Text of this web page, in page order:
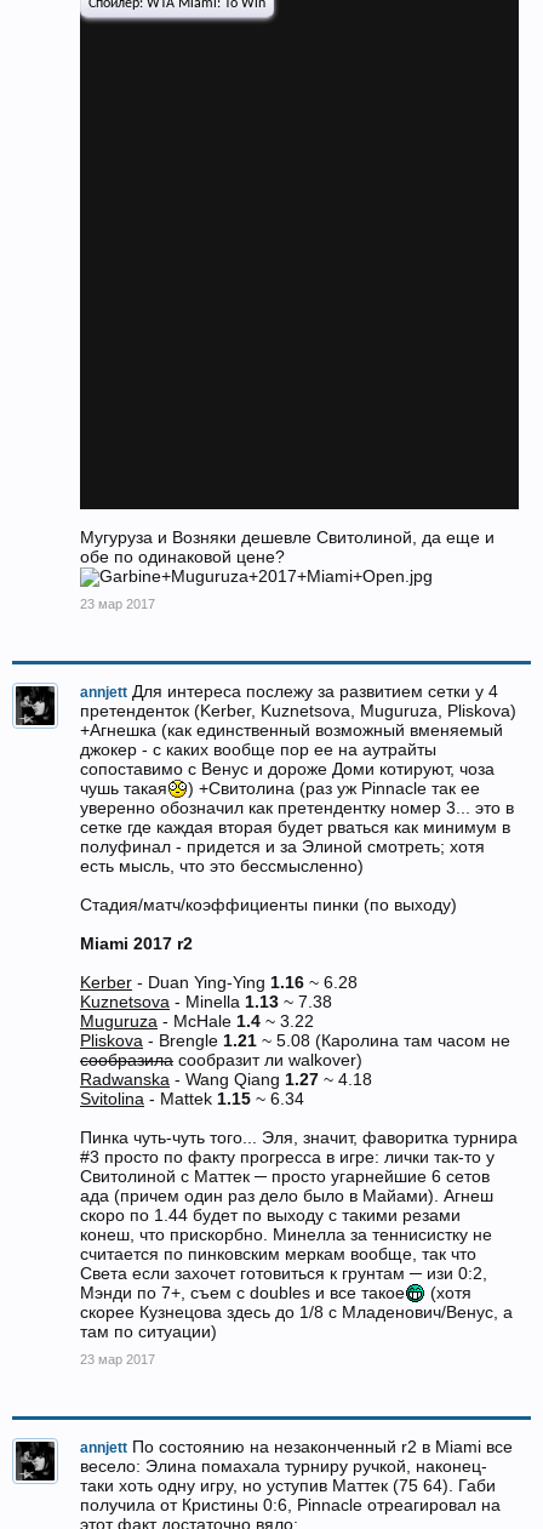
Спойлер: WTA Miami: To Win
Мугуруза и Возняки дешевле Свитолиной, да еще и
обе по одинаковой цене?
23 мар 2017
annjett Для интереса послежу за развитием сетки у 4
претенденток (Kerber, Kuznetsova, Muguruza, Pliskova)
+Агнешка (как единственный возможный вменяемый
джокер - с каких вообще пор ее на аутрайты
сопоставимо с Венус и дороже Доми котируют, чоза
чушь такая
) +Свитолина (раз уж Pinnacle так ее
уверенно обозначил как претендентку номер 3... это в
сетке где каждая вторая будет рваться как минимум в
полуфинал - придется и за Элиной смотреть; хотя
есть мысль, что это бессмысленно)
Стадия/матч/коэффициенты пинки (по выходу)
Miami 2017 r2
Kerber - Duan Ying-Ying 1.16 ~ 6.28
Kuznetsova - Minella 1.13 ~ 7.38
Muguruza - McHale 1.4 ~ 3.22
Pliskova - Brengle 1.21 ~ 5.08 (Каролина там часом не
сообразила сообразит ли walkover)
Radwanska - Wang Qiang 1.27 ~ 4.18
Svitolina - Mattek 1.15 ~ 6.34
Пинка чуть-чуть того... Эля, значит, фаворитка турнира
#3 просто по факту прогресса в игре: лички так-то у
Свитолиной с Маттек ─ просто угарнейшие 6 сетов
ада (причем один раз дело было в Майами). Агнеш
скоро по 1.44 будет по выходу с такими резами
конеш, что прискорбно. Минелла за теннисистку не
считается по пинковским меркам вообще, так что
Света если захочет готовиться к грунтам ─ изи 0:2,
Мэнди по 7+, съем с doubles и все такое
(хотя
скорее Кузнецова здесь до 1/8 с Младенович/Венус, а
там по ситуации)
23 мар 2017
annjett По состоянию на незаконченный r2 в Miami все
весело: Элина помахала турниру ручкой, наконец-
таки хоть одну игру, но уступив Маттек (75 64). Габи
получила от Кристины 0:6, Pinnacle отреагировал на
этот факт достаточно вяло: